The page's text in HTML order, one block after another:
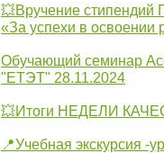
💥Вручение стипендий
«За успехи в освоении
Обучающий семинар
"ЕТЭТ" 28.11.2024
💥Итоги НЕДЕЛИ
📍Учебная экскурсия -